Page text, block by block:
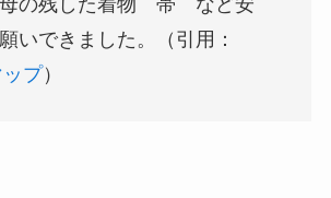
母の残した着物 帯 など安
いできました。（引用：
プ）